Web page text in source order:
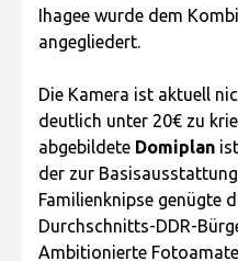
Ihagee wurde dem
angegliedert.
Die Kamera ist aktuell
deutlich unter 20€ zu
abgebildete Domiplan
der zur
Familienknipse genügte
Durchschnitts-DDR-
Ambitionierte